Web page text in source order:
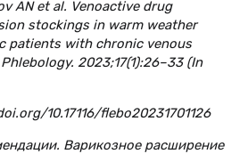
AN et al. Venoactive drug
stockings in warm weather
patients with chronic venous
2023;17(1):26–33 (In
10.17116/flebo20231701126
Варикозное расширение